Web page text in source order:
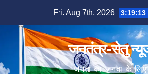
content
Fri. Aug 7th, 2026 3:19:15
जनतंत्र-सेतु
जनता का जनता के लिए